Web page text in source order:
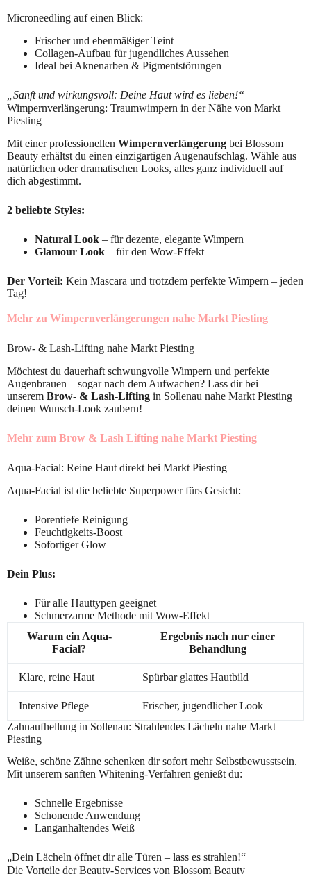
Microneedling auf einen Blick:
Frischer und ebenmäßiger Teint
Collagen-Aufbau für jugendliches Aussehen
Ideal bei Aknenarben & Pigmentstörungen
„Sanft und wirkungsvoll: Deine Haut wird es lieben!“
Wimpernverlängerung: Traumwimpern in der Nähe von Markt
Piesting
Mit einer professionellen Wimpernverlängerung bei Blossom
Beauty erhältst du einen einzigartigen Augenaufschlag. Wähle aus
natürlichen oder dramatischen Looks, alles ganz individuell auf
dich abgestimmt.
2 beliebte Styles:
Natural Look – für dezente, elegante Wimpern
Glamour Look – für den Wow-Effekt
Der Vorteil: Kein Mascara und trotzdem perfekte Wimpern – jeden
Tag!
Mehr zu Wimpernverlängerungen nahe Markt Piesting
Brow- & Lash-Lifting nahe Markt Piesting
Möchtest du dauerhaft schwungvolle Wimpern und perfekte
Augenbrauen – sogar nach dem Aufwachen? Lass dir bei
unserem Brow- & Lash-Lifting in Sollenau nahe Markt Piesting
deinen Wunsch-Look zaubern!
Mehr zum Brow & Lash Lifting nahe Markt Piesting
Aqua-Facial: Reine Haut direkt bei Markt Piesting
Aqua-Facial ist die beliebte Superpower fürs Gesicht:
Porentiefe Reinigung
Feuchtigkeits-Boost
Sofortiger Glow
Dein Plus:
Für alle Hauttypen geeignet
Schmerzarme Methode mit Wow-Effekt
Warum ein Aqua-
Facial?
Ergebnis nach nur einer
Behandlung
Klare, reine Haut Spürbar glattes Hautbild
Intensive Pflege
Frischer, jugendlicher Look
Zahnaufhellung in Sollenau: Strahlendes Lächeln nahe Markt
Piesting
Weiße, schöne Zähne schenken dir sofort mehr Selbstbewusstsein.
Mit unserem sanften Whitening-Verfahren genießt du:
Schnelle Ergebnisse
Schonende Anwendung
Langanhaltendes Weiß
„Dein Lächeln öffnet dir alle Türen – lass es strahlen!“
Die Vorteile der Beauty-Services von Blossom Beauty